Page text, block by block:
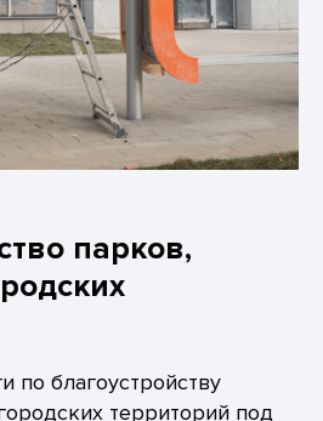
парков,
по благоустройству
территорий под